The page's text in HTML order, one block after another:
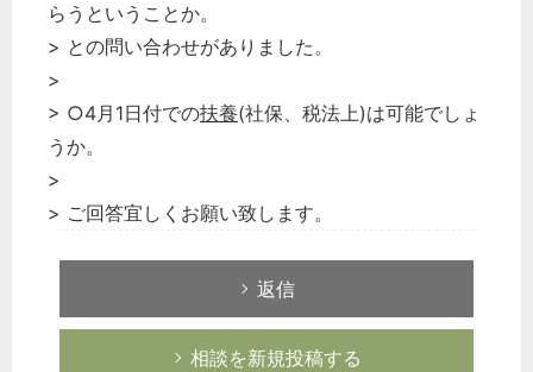
らうということか。
> との問い合わせがありました。
>
> ○4月1日付での扶養(社保、税法上)は可能でしょ
うか。
>
> ご回答宜しくお願い致します。
返信
相談を新規投稿する